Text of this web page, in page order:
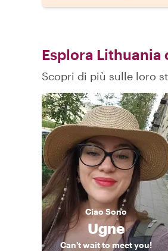
Esplora Lithuania
Scopri di più sulle loro
CiaoSono
Ugne
Can't wait to meet you!